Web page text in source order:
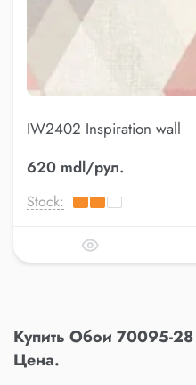
IW2402 Inspiration wall
620 mdl/рул.
Stock:
Купить Обои 70095-
Цена.